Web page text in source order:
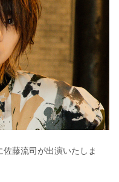
藤流司が出演いたしま